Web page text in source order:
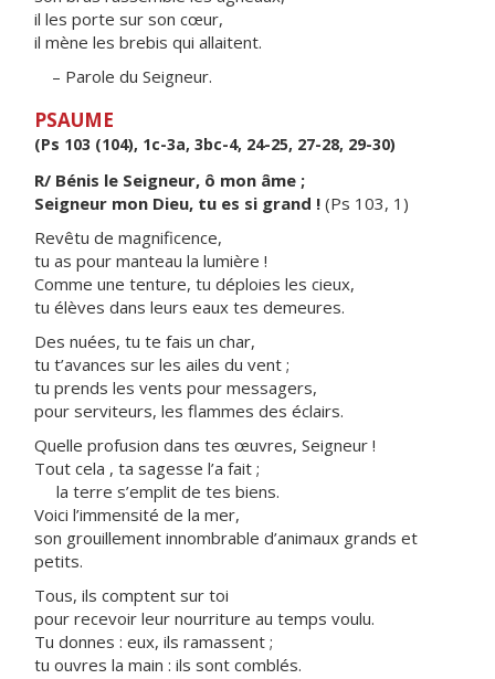
il les porte sur son cœur,
il mène les brebis qui allaitent.
– Parole du Seigneur.
PSAUME
(Ps 103 (104), 1c-3a, 3bc-4, 24-25, 27-28, 29-30)
R/ Bénis le Seigneur, ô mon âme ;
Seigneur mon Dieu, tu es si grand ! (Ps 103, 1)
Revêtu de magnificence,
tu as pour manteau la lumière !
Comme une tenture, tu déploies les cieux,
tu élèves dans leurs eaux tes demeures.
Des nuées, tu te fais un char,
tu t’avances sur les ailes du vent ;
tu prends les vents pour messagers,
pour serviteurs, les flammes des éclairs.
Quelle profusion dans tes œuvres, Seigneur !
Tout cela , ta sagesse l’a fait ;
la terre s’emplit de tes biens.
Voici l’immensité de la mer,
son grouillement innombrable d’animaux grands et
petits.
Tous, ils comptent sur toi
pour recevoir leur nourriture au temps voulu.
Tu donnes : eux, ils ramassent ;
tu ouvres la main : ils sont comblés.